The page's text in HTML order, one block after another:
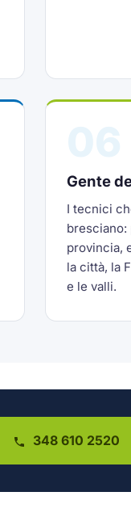
Gente
I tecnici
bresciano:
provincia,
la città, la
e le valli.
348 610 2520